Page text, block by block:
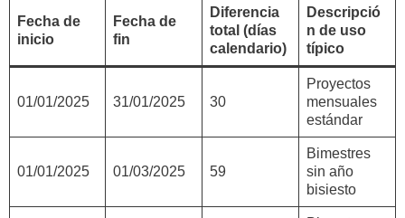
Fecha de
inicio
Fecha de
fin
Diferencia
total (días
calendario)
Descripció
n de uso
típico
01/01/2025 31/01/2025 30
Proyectos
mensuales
estándar
01/01/2025 01/03/2025 59
Bimestres
sin año
bisiesto